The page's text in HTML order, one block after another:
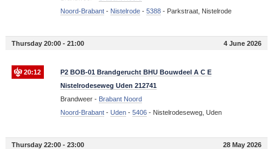
Noord-Brabant- Nistelrode- 5388- Parkstraat, Nistelrode
Thursday 20:00 - 21:00 4 June 2026
20:12
P2 BOB-01 Brandgerucht BHU Bouwdeel A C E
Nistelrodeseweg Uden 212741
Brandweer - Brabant Noord
Noord-Brabant- Uden- 5406- Nistelrodeseweg, Uden
Thursday 22:00 - 23:00 28 May 2026